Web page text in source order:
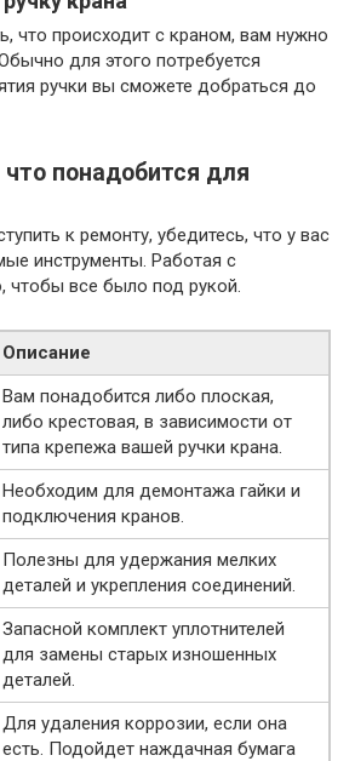
что происходит с краном, вам нужно
для этого потребуется
ручки вы сможете добраться до
понадобится для
к ремонту, убедитесь, что у вас
инструменты. Работая с
чтобы все было под рукой.
Описание
Вам понадобится либо плоская,
либо крестовая, в зависимости от
типа крепежа вашей ручки крана.
Необходим для демонтажа гайки и
подключения кранов.
Полезны для удержания мелких
деталей и укрепления соединений.
Запасной комплект уплотнителей
для замены старых изношенных
деталей.
Для удаления коррозии, если она
есть. Подойдет наждачная бумага